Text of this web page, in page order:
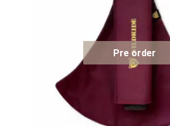
Pre order